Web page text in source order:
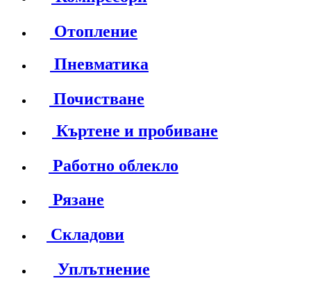
Отопление
Пневматика
Почистване
Къртене и пробиване
Работно облекло
Рязане
Складови
Уплътнение